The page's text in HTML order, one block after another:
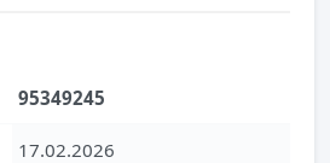
95349245
17.02.2026